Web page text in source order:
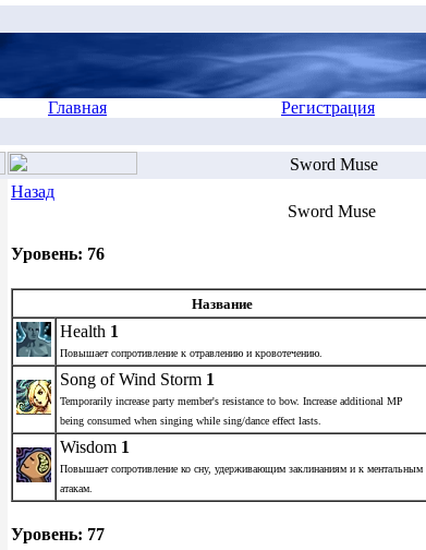
Главная Регистрация
Sword Muse
Назад
Sword Muse
Уровень: 76
Название
Health 1
Повышает сопротивление к отравлению и кровотечению.
Song of Wind Storm 1
Temporarily increase party member's resistance to bow. Increase additional MP
being consumed when singing while sing/dance effect lasts.
Wisdom 1
Повышает сопротивление ко сну, удерживающим заклинаниям и к ментальным
атакам.
Уровень: 77